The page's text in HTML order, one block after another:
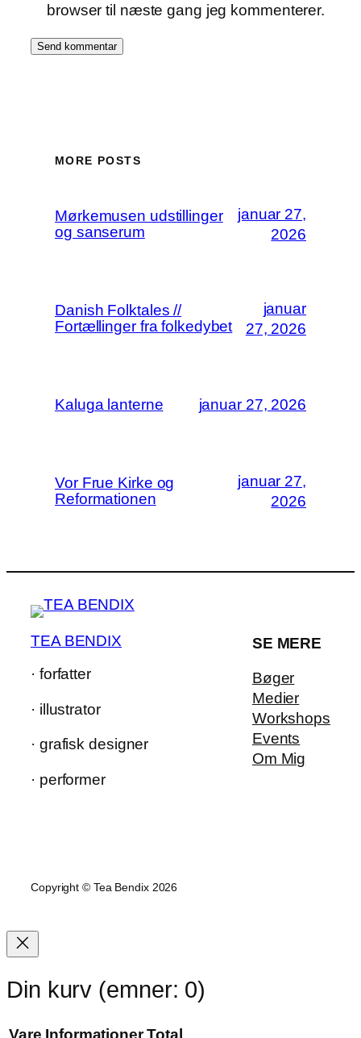
browser til næste gang jeg kommenterer.
MORE POSTS
Mørkemusen udstillinger
og sanserum
januar 27,
2026
Danish Folktales //
Fortællinger fra folkedybet
januar
27, 2026
Kaluga lanterne januar 27, 2026
Vor Frue Kirke og
Reformationen
januar 27,
2026
TEA BENDIX
· forfatter
· illustrator
· grafisk designer
· performer
SE MERE
Bøger
Medier
Workshops
Events
Om Mig
Copyright © Tea Bendix 2026
Din kurv (emner: 0)
Vare Informationer Total